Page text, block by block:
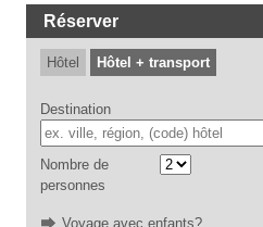
Réserver
Hôtel Hôtel + transport
Destination
Nombre de
personnes
Voyage avec enfants?